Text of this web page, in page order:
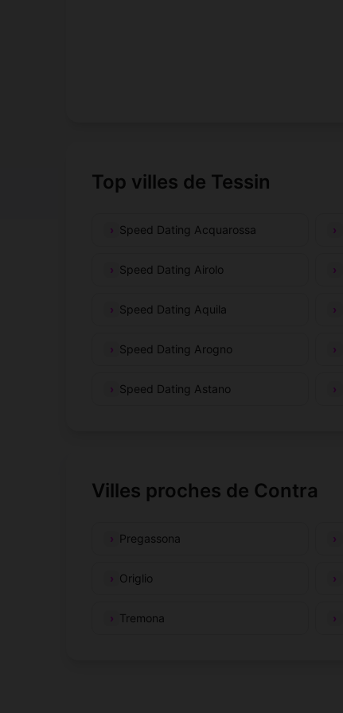
Top villes de Tessin
Speed Dating Acquarossa
Speed Dating Airolo
Speed Dating Aquila
Speed Dating Arogno
Speed Dating Astano
Villes proches de Contra
Pregassona
Origlio
Tremona